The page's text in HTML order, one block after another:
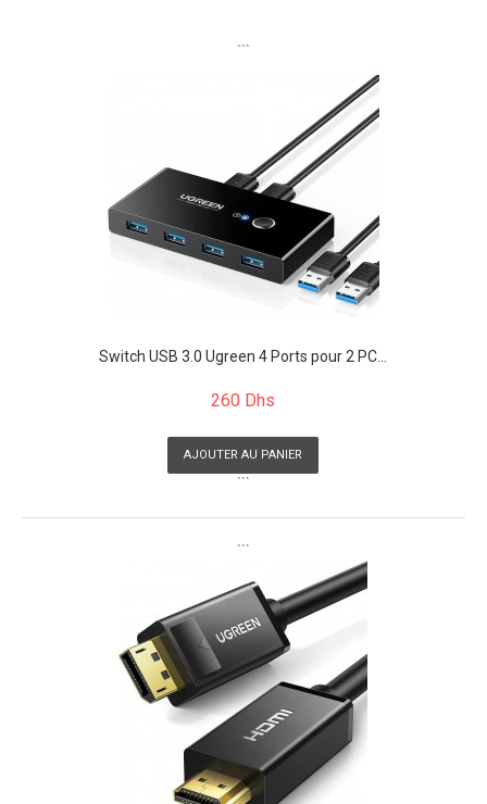
```
Switch USB 3.0 Ugreen 4 Ports pour 2 PC...
260 Dhs
AJOUTER AU PANIER
```
```